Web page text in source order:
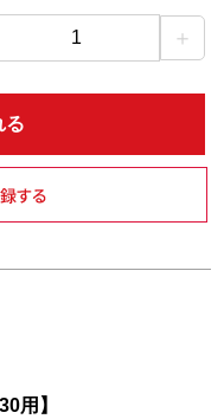
1 ＋
る
用】